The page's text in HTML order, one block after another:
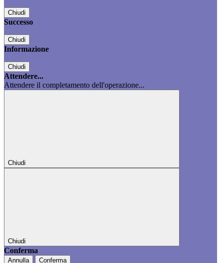
Chiudi
Successo
Chiudi
Informazione
Chiudi
Attendere...
Attendere il completamento dell'operazione...
Chiudi
Chiudi
Conferma
Annulla Conferma